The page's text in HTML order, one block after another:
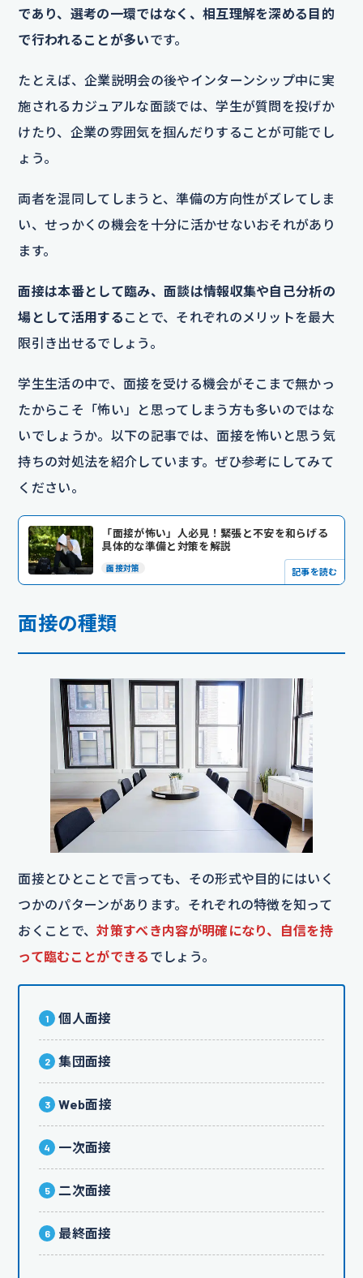
であり、選考の一環ではなく、相互理解を深める目的
で行われることが多いです。
たとえば、企業説明会の後やインターンシップ中に実
施されるカジュアルな面談では、学生が質問を投げか
けたり、企業の雰囲気を掴んだりすることが可能でし
ょう。
両者を混同してしまうと、準備の方向性がズレてしま
い、せっかくの機会を十分に活かせないおそれがあり
ます。
面接は本番として臨み、面談は情報収集や自己分析の
場として活用する ことで、それぞれのメリットを最大
限引き出せるでしょう。
学生生活の中で、面接を受ける機会がそこまで無かっ
たからこそ「怖い」と思ってしまう方も多いのではな
いでしょうか。以下の記事では、面接を怖いと思う気
持ちの対処法を紹介しています。ぜひ参考にしてみて
ください。
「面接が怖い」人必見！緊張と不安を和らげる
具体的な準備と対策を解説
面接対策 記事を読む
面接の種類
面接とひとことで言っても、その形式や目的にはいく
つかのパターンがあります。それぞれの特徴を知って
おくことで、対策すべき内容が明確になり、自信を持
って臨むことができる でしょう。
個人面接
集団面接
Web面接
一次面接
二次面接
最終面接